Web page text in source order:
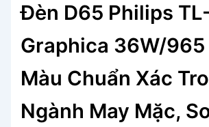
Đèn D65 Philips
Graphica 36W/965
Màu Chuẩn Xác
Ngành May Mặc,